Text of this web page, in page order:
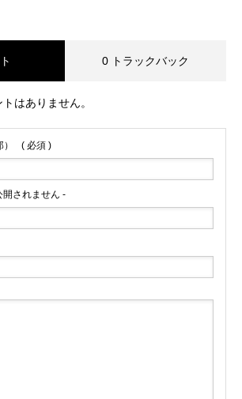
0 トラックバック
はありません。
( 必須 )
開されません -